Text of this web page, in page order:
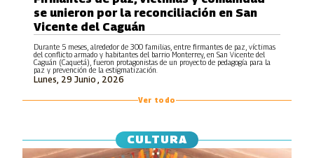
Lunes, 29 Junio , 2026
se unieron por la reconciliación en San
Vicente del Caguán
Durante 5 meses, alrededor de 300 familias, entre firmantes de paz, víctimas
del conflicto armado y habitantes del barrio Monterrey, en San Vicente del
Caguán (Caquetá), fueron protagonistas de un proyecto de pedagogía para la
paz y prevención de la estigmatización.
Ver todo
CULTURA